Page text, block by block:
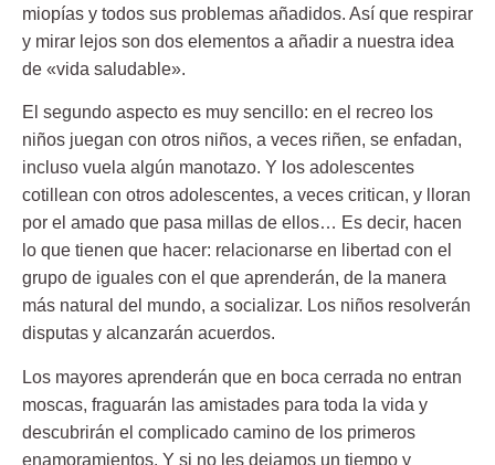
miopías y todos sus problemas añadidos. Así que respirar
y mirar lejos son dos elementos a añadir a nuestra idea
de «vida saludable».
El segundo aspecto es muy sencillo: en el recreo los
niños juegan con otros niños, a veces riñen, se enfadan,
incluso vuela algún manotazo. Y los adolescentes
cotillean con otros adolescentes, a veces critican, y lloran
por el amado que pasa millas de ellos… Es decir, hacen
lo que tienen que hacer: relacionarse en libertad con el
grupo de iguales con el que aprenderán, de la manera
más natural del mundo, a socializar. Los niños resolverán
disputas y alcanzarán acuerdos.
Los mayores aprenderán que en boca cerrada no entran
moscas, fraguarán las amistades para toda la vida y
descubrirán el complicado camino de los primeros
enamoramientos. Y si no les dejamos un tiempo y